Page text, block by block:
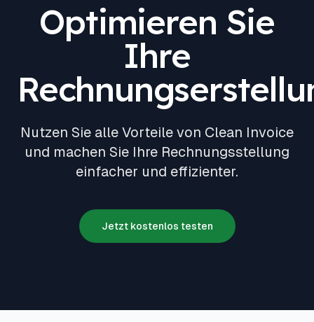
Optimieren Sie
Ihre
Nutzen Sie alle Vorteile von Clean Invoice
und machen Sie Ihre Rechnungsstellung
einfacher und effizienter.
Jetzt kostenlos testen